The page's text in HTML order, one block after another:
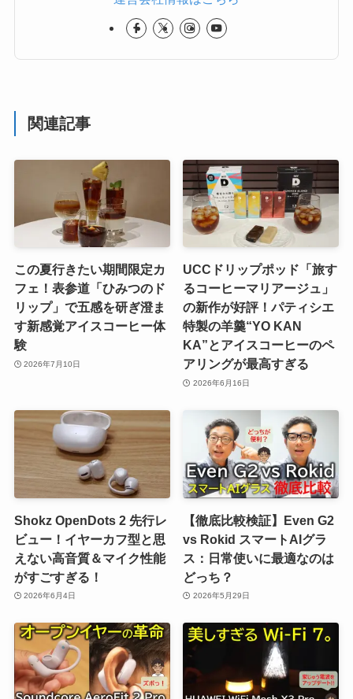
関連記事
この夏行きたい期間限定カ
フェ！表参道「ひみつのド
リップ」で五感を研ぎ澄ま
す新感覚アイスコーヒー体
験
2026年7月10日
UCCドリップポッド「旅す
るコーヒーマリアージュ」
の新作が好評！パティシエ
特製の羊羹“YO KAN
KA”とアイスコーヒーのペ
アリングが最高すぎる
2026年6月16日
Shokz OpenDots 2 先行レ
ビュー！イヤーカフ型と思
えない高音質＆マイク性能
がすごすぎる！
2026年6月4日
【徹底比較検証】Even G2
vs Rokid スマートAIグラ
ス：日常使いに最適なのは
どっち？
2026年5月29日